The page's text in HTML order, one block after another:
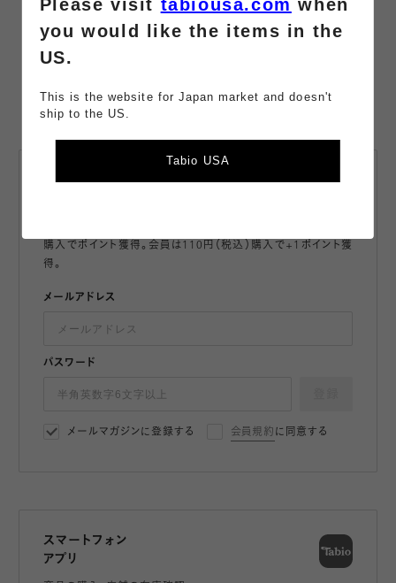
#オーバーニー 19.0～21.0cm
会員登録・
購入でポイント獲得。会員は110円（税込）購入で+1ポイント獲
得。
メールアドレス
パスワード
メールマガジンに登録する 会員規約 に同意する
スマートフォン
アプリ
Please visit tabiousa.com when
you would like the items in the
US.
This is the website for Japan market and doesn't
ship to the US.
Tabio USA